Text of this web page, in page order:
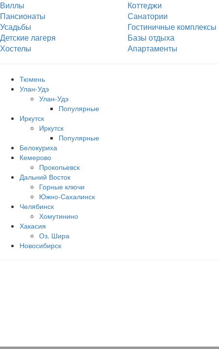
Виллы
Коттеджи
Пансионаты
Санатории
Усадьбы
Гостиничные комплексы
Детские лагеря
Базы отдыха
Хостелы
Апартаменты
Тюмень
Улан-Удэ
Улан-Удэ
Популярные
Иркутск
Иркутск
Популярные
Белокуриха
Кемерово
Прокопьевск
Дальний Восток
Горные ключи
Южно‐Сахалинск
Челябинск
Хомутинино
Хакасия
Оз. Шира
Новосибирск